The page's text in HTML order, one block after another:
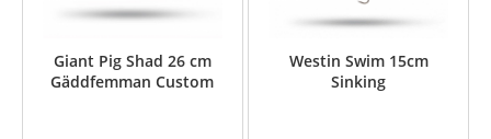
Giant Pig Shad 26 cm
Gäddfemman Custom
Westin Swim 15cm
Sinking